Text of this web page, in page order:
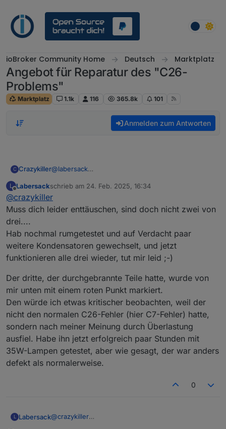
ioBroker Community Home Deutsch Marktplatz
Angebot für Reparatur des "C26-
Problems"
Marktplatz 1.1k 116 365.8k 101
Anmelden zum Antworten
C Crazykiller@labersack
anderer Fehler war. Eigentlich waren die alle mit
dem bekannten Verhalten ausgestiegen, dass ein
Kanal noch ging und sobald ein zweiter dazu kam
auch sein, dass der Erste mit nem anderen Fehler
ausgestiegen war und ich mich nur an die anderen
beiden erinnert habe.
Kann natürlich sein, dass der eine auch mal
anderweitig einen wegbekommen hat. Früher hatte
ich mal alle drei in Betrieb, dann wurde einiges
umgebaut und ich brauchte nur noch einen für
potentialfreie Schaltaufgaben. Da wurde dann der
Zweite verwendet und mit dem Dritten getauscht als
er nicht mehr wollte. Und als der dann auch nicht
mehr wollte habe ich deinen Thread gefunden
Zwei von drei ist ja immer noch ein guter Schnitt.
Dann kann ich meine Belüftungsanlage zumindest
wieder in Betrieb nehmen und hab noch einen
es sonst auch mit nem MOD-RC8 gelöst, aber für
L Labersackschrieb am 24. Feb. 2025, 16:34
zuletzt editiert von
@crazykiller
Muss dich leider enttäuschen, sind doch nicht zwei von
drei....
Hab nochmal rumgetestet und auf Verdacht paar
weitere Kondensatoren gewechselt, und jetzt
funktionieren alle drei wieder, tut mir leid ;-)
Der dritte, der durchgebrannte Teile hatte, wurde von
mir unten mit einem roten Punkt markiert.
Den würde ich etwas kritischer beobachten, weil der
nicht den normalen C26-Fehler (hier C7-Fehler) hatte,
sondern nach meiner Meinung durch Überlastung
ausfiel. Habe ihn jetzt erfolgreich paar Stunden mit
35W-Lampen getestet, aber wie gesagt, der war anders
defekt als normalerweise.
0
L Labersack@crazykiller